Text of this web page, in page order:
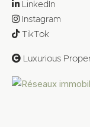
LinkedIn
Instagram
TikTok
Luxurious